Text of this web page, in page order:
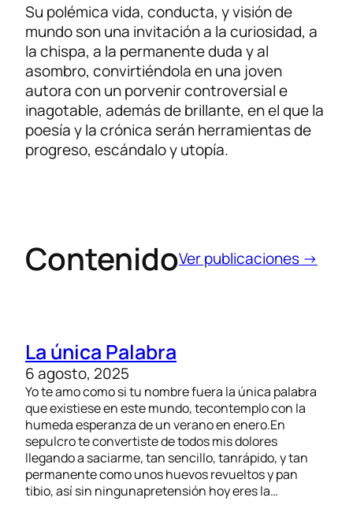
Su polémica vida, conducta, y visión de
mundo son una invitación a la curiosidad, a
la chispa, a la permanente duda y al
asombro, convirtiéndola en una joven
autora con un porvenir controversial e
inagotable, además de brillante, en el que la
poesía y la crónica serán herramientas de
progreso, escándalo y utopía.
ContenidoVer publicaciones →
La única Palabra
6 agosto, 2025
Yo te amo como si tu nombre fuera la única palabra
que existiese en este mundo, tecontemplo con la
humeda esperanza de un verano en enero.En
sepulcro te convertiste de todos mis dolores
llegando a saciarme, tan sencillo, tanrápido, y tan
permanente como unos huevos revueltos y pan
tibio, así sin ningunapretensión hoy eres la…